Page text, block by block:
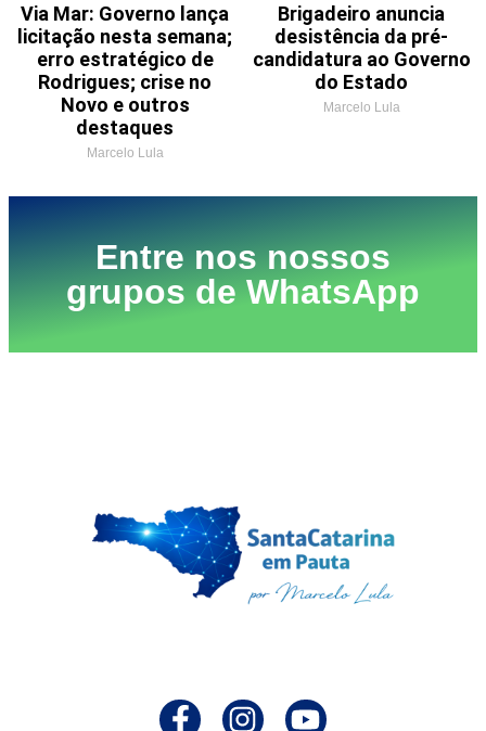
Via Mar: Governo lança
licitação nesta semana;
erro estratégico de
Rodrigues; crise no
Novo e outros
destaques
Marcelo Lula
Brigadeiro anuncia
desistência da pré-
candidatura ao Governo
do Estado
Marcelo Lula
Entre nos nossos
grupos de WhatsApp